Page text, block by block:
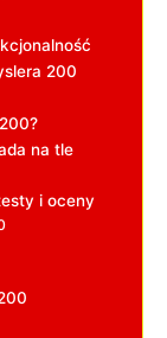
200
na tle
i oceny